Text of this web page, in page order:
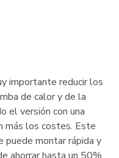
importante reducir los
de calor y de la
el versión con una
más los costes. Este
puede montar rápida y